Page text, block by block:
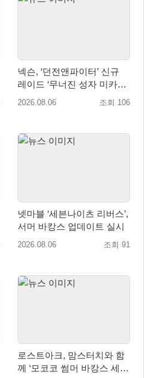
넥슨, ‘던전앤파이터’ 신규
레이드 ‘무너진 성자 미카엘
라’ 업데이트!
2026.08.06 조회 106
넷마블 ‘세븐나이츠 리버스’,
서머 바캉스 업데이트 실시
2026.08.06 조회 91
로스트아크, 맘스터치와 함
께 ‘모코코 썸머 바캉스 세